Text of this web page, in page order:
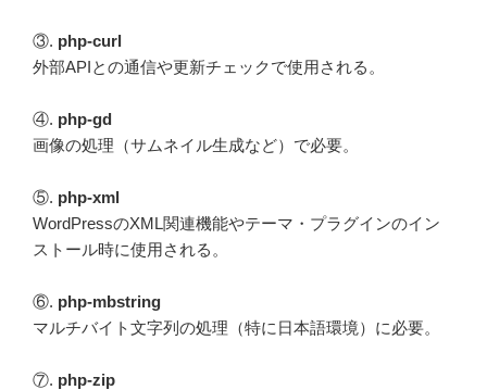
③. php-curl
外部APIとの通信や更新チェックで使用される。
④. php-gd
画像の処理（サムネイル生成など）で必要。
⑤. php-xml
WordPressのXML関連機能やテーマ・プラグインのイン
ストール時に使用される。
⑥. php-mbstring
マルチバイト文字列の処理（特に日本語環境）に必要。
⑦. php-zip